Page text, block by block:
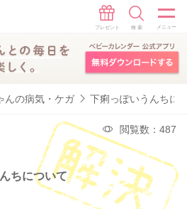
んの病気・ケガ 下痢っぽいうんちに
閲覧数：487
ちについて